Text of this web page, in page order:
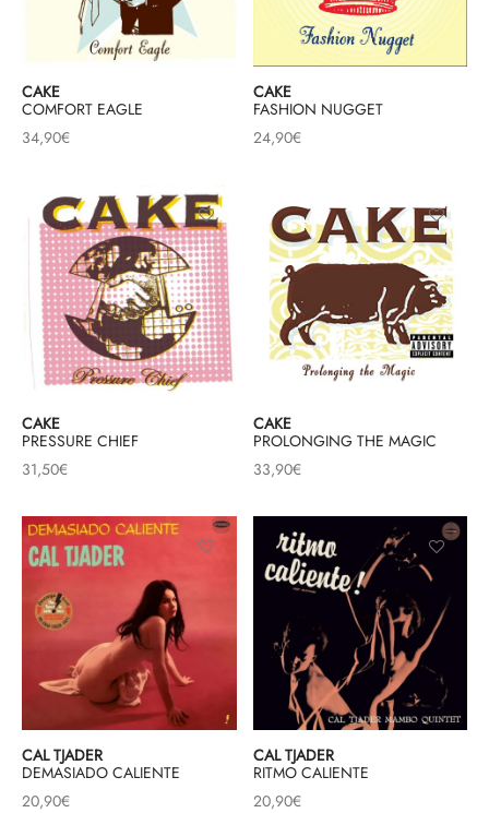
CAKE
COMFORT EAGLE
34,90€
CAKE
FASHION NUGGET
24,90€
CAKE
PRESSURE CHIEF
31,50€
CAKE
PROLONGING THE MAGIC
33,90€
CAL TJADER
DEMASIADO CALIENTE
20,90€
CAL TJADER
RITMO CALIENTE
20,90€